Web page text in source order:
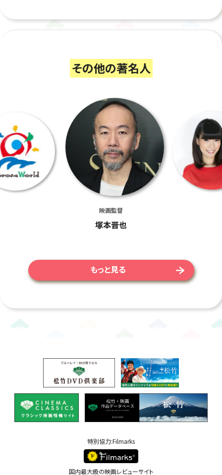
その他の著名人
映画監督
塚本晋也
もっと見る
特別協力:Filmarks
国内最大級の映画レビューサイト